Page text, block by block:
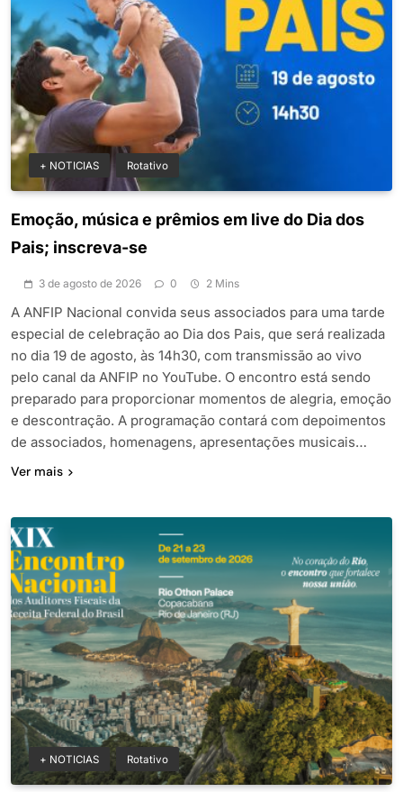
+ NOTICIAS Rotativo
Emoção, música e prêmios em live do Dia dos
Pais; inscreva-se
3 de agosto de 2026 0 2 Mins
A ANFIP Nacional convida seus associados para uma tarde
especial de celebração ao Dia dos Pais, que será realizada
no dia 19 de agosto, às 14h30, com transmissão ao vivo
pelo canal da ANFIP no YouTube. O encontro está sendo
preparado para proporcionar momentos de alegria, emoção
e descontração. A programação contará com depoimentos
de associados, homenagens, apresentações musicais…
Ver mais
+ NOTICIAS Rotativo